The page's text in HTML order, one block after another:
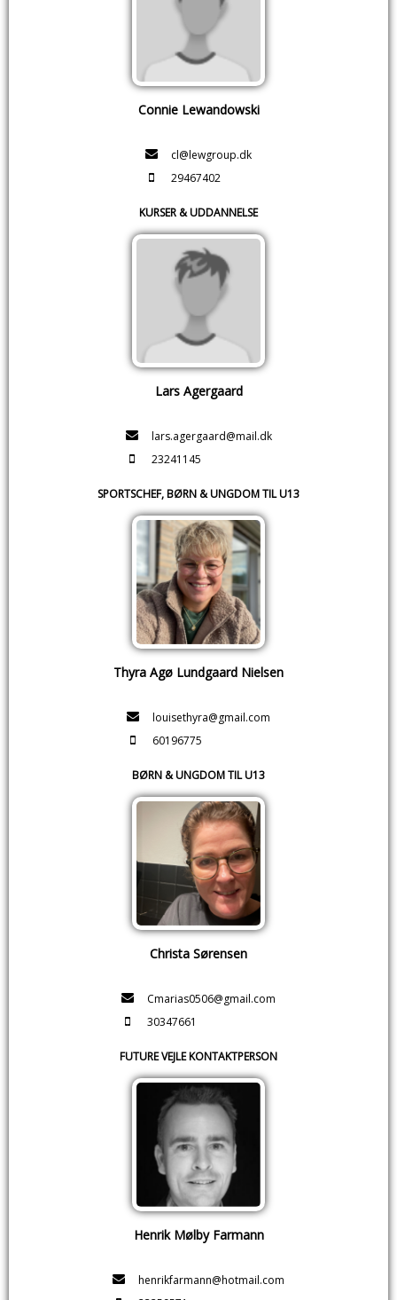
Connie Lewandowski
cl@lewgroup.dk
29467402
KURSER & UDDANNELSE
Lars Agergaard
lars.agergaard@mail.dk
23241145
SPORTSCHEF, BØRN & UNGDOM TIL U13
Thyra Agø Lundgaard Nielsen
louisethyra@gmail.com
60196775
BØRN & UNGDOM TIL U13
Christa Sørensen
Cmarias0506@gmail.com
30347661
FUTURE VEJLE KONTAKTPERSON
Henrik Mølby Farmann
henrikfarmann@hotmail.com